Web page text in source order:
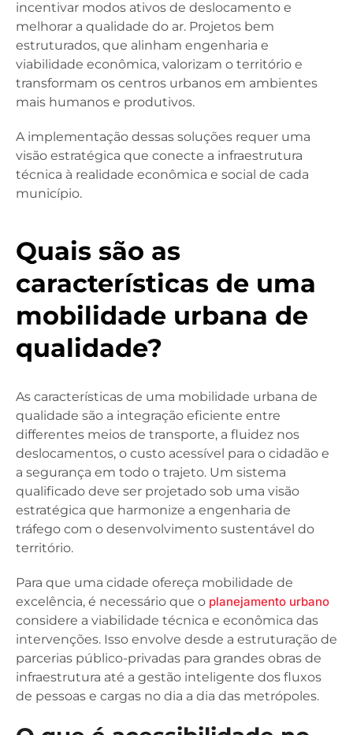
incentivar modos ativos de deslocamento e
melhorar a qualidade do ar. Projetos bem
estruturados, que alinham engenharia e
viabilidade econômica, valorizam o território e
transformam os centros urbanos em ambientes
mais humanos e produtivos.
A implementação dessas soluções requer uma
visão estratégica que conecte a infraestrutura
técnica à realidade econômica e social de cada
município.
Quais são as
características de uma
mobilidade urbana de
qualidade?
As características de uma mobilidade urbana de
qualidade são a integração eficiente entre
differentes meios de transporte, a fluidez nos
deslocamentos, o custo acessível para o cidadão e
a segurança em todo o trajeto. Um sistema
qualificado deve ser projetado sob uma visão
estratégica que harmonize a engenharia de
tráfego com o desenvolvimento sustentável do
território.
Para que uma cidade ofereça mobilidade de
excelência, é necessário que o planejamento urbano
considere a viabilidade técnica e econômica das
intervenções. Isso envolve desde a estruturação de
parcerias público-privadas para grandes obras de
infraestrutura até a gestão inteligente dos fluxos
de pessoas e cargas no dia a dia das metrópoles.